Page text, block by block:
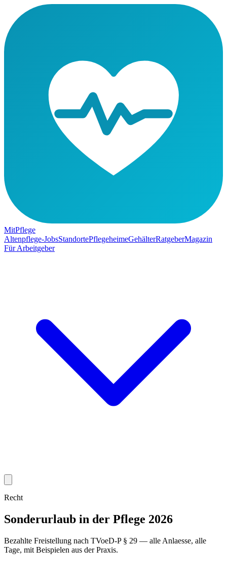
MitPflege
Altenpflege-JobsStandortePflegeheimeGehälterRatgeberMagazin
Für Arbeitgeber
Recht
Sonderurlaub in der Pflege 2026
Bezahlte Freistellung nach TVoeD-P § 29 — alle Anlaesse, alle
Tage, mit Beispielen aus der Praxis.